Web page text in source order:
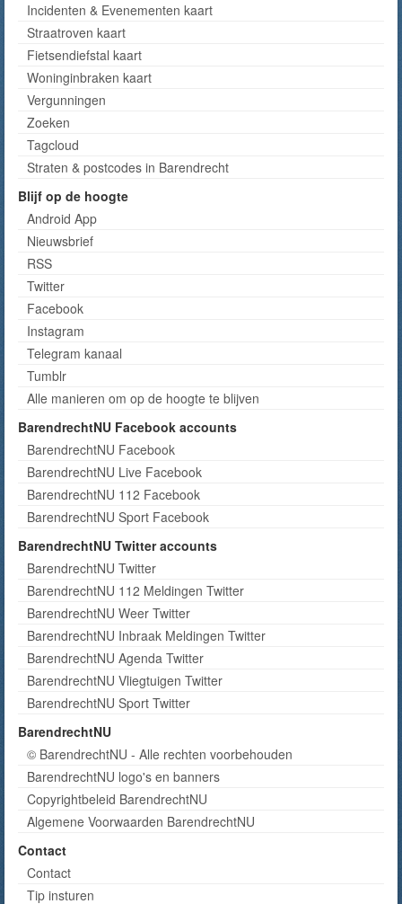
Incidenten & Evenementen kaart
Straatroven kaart
Fietsendiefstal kaart
Woninginbraken kaart
Vergunningen
Zoeken
Tagcloud
Straten & postcodes in Barendrecht
Blijf op de hoogte
Android App
Nieuwsbrief
RSS
Twitter
Facebook
Instagram
Telegram kanaal
Tumblr
Alle manieren om op de hoogte te blijven
BarendrechtNU Facebook accounts
BarendrechtNU Facebook
BarendrechtNU Live Facebook
BarendrechtNU 112 Facebook
BarendrechtNU Sport Facebook
BarendrechtNU Twitter accounts
BarendrechtNU Twitter
BarendrechtNU 112 Meldingen Twitter
BarendrechtNU Weer Twitter
BarendrechtNU Inbraak Meldingen Twitter
BarendrechtNU Agenda Twitter
BarendrechtNU Vliegtuigen Twitter
BarendrechtNU Sport Twitter
BarendrechtNU
© BarendrechtNU - Alle rechten voorbehouden
BarendrechtNU logo's en banners
Copyrightbeleid BarendrechtNU
Algemene Voorwaarden BarendrechtNU
Contact
Contact
Tip insturen